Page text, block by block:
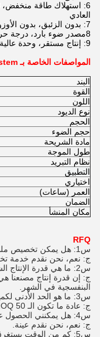
العادي
7: بدون الزئبق، بدون الأوزون، صديقة للبيئة
8مصدر ضوء بارد، درجة حرارة منخفضة
9: إنتاج مستقر، وحدة عالية.
المواصفات الخاصة بـ UV LED Curing System
البند
القوة
اللون
نوع الديود
الحجم
حجم الضوء
مادة الشريحة
طول الموجة
نظام التبريد
التطبيق
اختياري
العمر (ساعات)
الضمان
مكان المنشأ
RFQ
س1: هل يمكن تخصيص ملصق منتجاتك، وتغليفها، وتصميمها؟
ج: نعم، نحن نقدم خدمة
س2: ما هي قدرة الإنتاج الشهرية الخاصة بك؟
البنفسجية في الشهر.
س3: ما هو الحد الأدنى لكمية الطلب؟
ج: عادة ما تكون الـ MOQ 50 قطعة، ولكننا نقبل أيضاً طلبية عينة صغيرة.
س4: هل يمكنني الحصول على عينة للتحقق من الجودة؟
ج: نعم، نحن نقدم عينة.
س5: كم من الوقت يستغرق الإنتهاء؟